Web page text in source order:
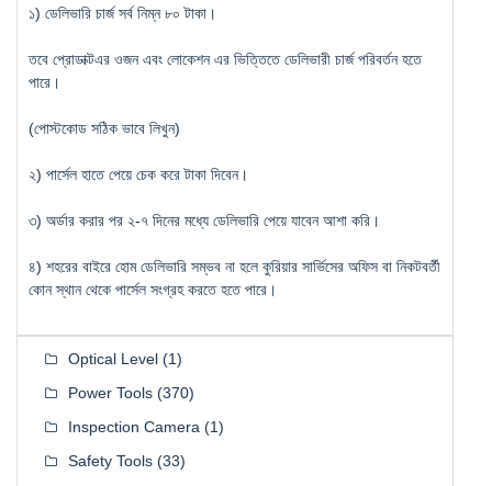
১) ডেলিভারি চার্জ সর্ব নিম্ন ৮০ টাকা।
তবে প্রোডাক্টএর ওজন এবং লোকেশন এর ভিত্তিতে ডেলিভারী চার্জ পরিবর্তন হতে
পারে।
(পোস্টকোড সঠিক ভাবে লিখুন)
২) পার্সেল হাতে পেয়ে চেক করে টাকা দিবেন।
৩) অর্ডার করার পর ২-৭ দিনের মধ্যে ডেলিভারি পেয়ে যাবেন আশা করি।
৪) শহরের বাইরে হোম ডেলিভারি সম্ভব না হলে কুরিয়ার সার্ভিসের অফিস বা নিকটবর্তী
কোন স্থান থেকে পার্সেল সংগ্রহ করতে হতে পারে।
Optical Level (1)
Power Tools (370)
Inspection Camera (1)
Safety Tools (33)